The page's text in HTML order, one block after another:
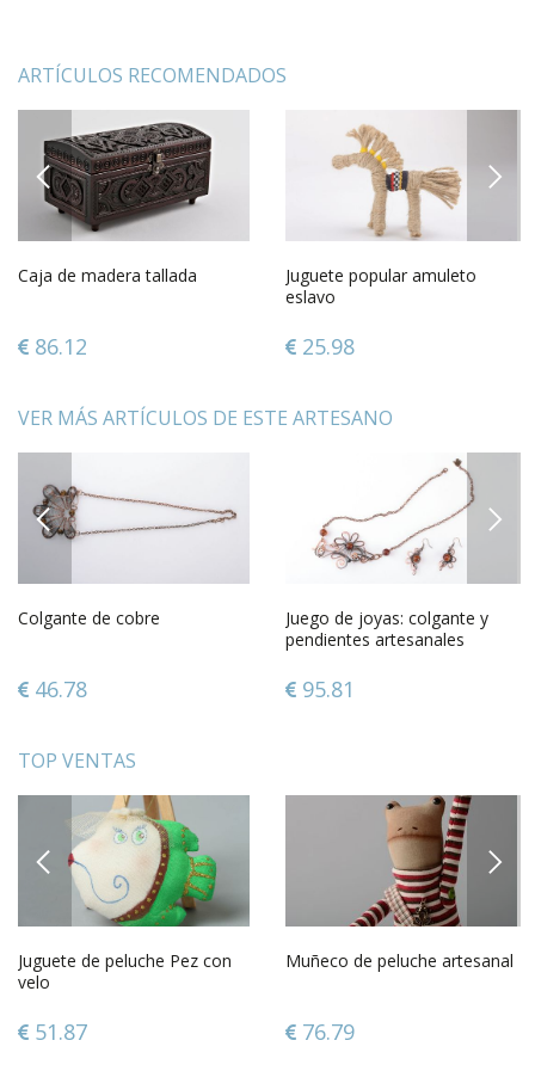
ARTÍCULOS RECOMENDADOS
PREVIOUS
Caja de madera tallada
86.12
Juguete popular amuleto
eslavo
25.98
NEXT
VER MÁS ARTÍCULOS DE ESTE ARTESANO
PREVIOUS
Colgante de cobre
46.78
Juego de joyas: colgante y
pendientes artesanales
95.81
NEXT
TOP VENTAS
PREVIOUS
Juguete de peluche Pez con
velo
51.87
Muñeco de peluche artesanal
76.79
NEXT